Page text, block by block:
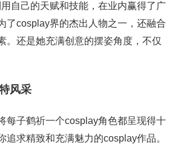
自己的天赋和技能，在业内赢得了广
了cosplay界的杰出人物之一，还融合
。还是她充满创意的摆姿角度，不仅
风采
每子鹤祈一个cosplay角色都呈现得十
追求精致和充满魅力的cosplay作品。